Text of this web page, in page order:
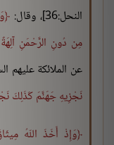
النحل:36]، وقال:
مِن دُونِ الرَّحْمَنِ
عن الملائكة عليهم
نَجْزِيهِ جَهَنَّمَ كَذَلِكَ
وَإِذْ أَخَذَ اللّهُ